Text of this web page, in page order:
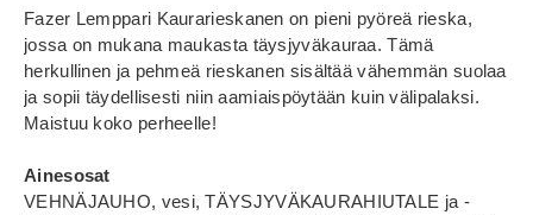
Fazer Lemppari Kaurarieskanen on pieni pyöreä rieska,
jossa on mukana maukasta täysjyväkauraa. Tämä
herkullinen ja pehmeä rieskanen sisältää vähemmän suolaa
ja sopii täydellisesti niin aamiaispöytään kuin välipalaksi.
Maistuu koko perheelle!
Ainesosat
VEHNÄJAUHO, vesi, TÄYSJYVÄKAURAHIUTALE ja -